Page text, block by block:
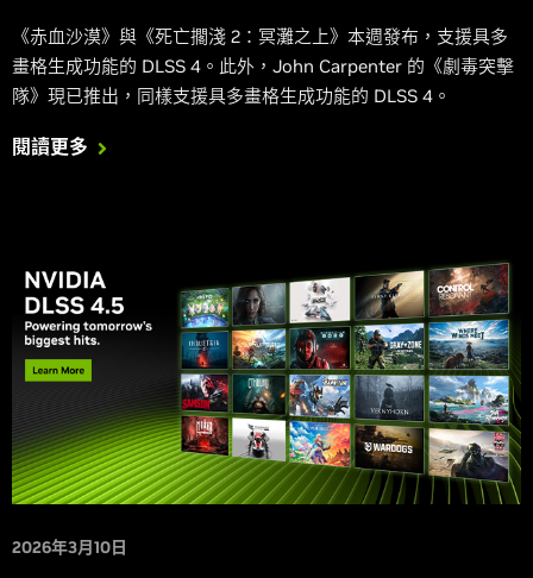
《赤血沙漠》與《死亡擱淺 2：冥灘之上》本週發布，支援具多
畫格生成功能的 DLSS 4。此外，John Carpenter 的《劇毒突擊
隊》現已推出，同樣支援具多畫格生成功能的 DLSS 4。
閱讀更多
2026年3月10日